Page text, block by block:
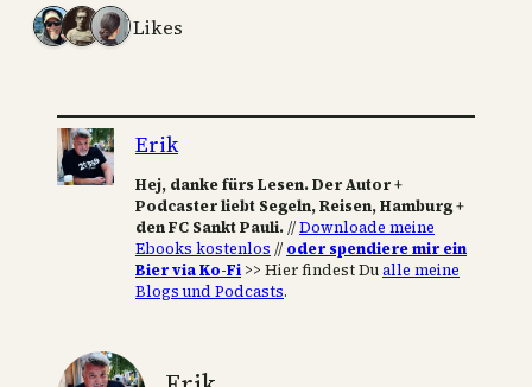
3 Likes
Erik
Hej, danke fürs Lesen. Der Autor +
Podcaster liebt Segeln, Reisen, Hamburg +
den FC Sankt Pauli.//Downloade meine
Ebooks kostenlos //oder spendiere mir ein
Bier via Ko-Fi >> Hier findest Dualle meine
Blogs und Podcasts.